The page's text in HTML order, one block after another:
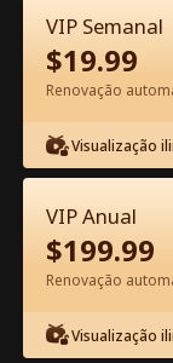
Episódio
Filme
VIP Semanal
$19.99
Renovação
Visualização
VIP Anual
$199.99
Renovação
Visualização